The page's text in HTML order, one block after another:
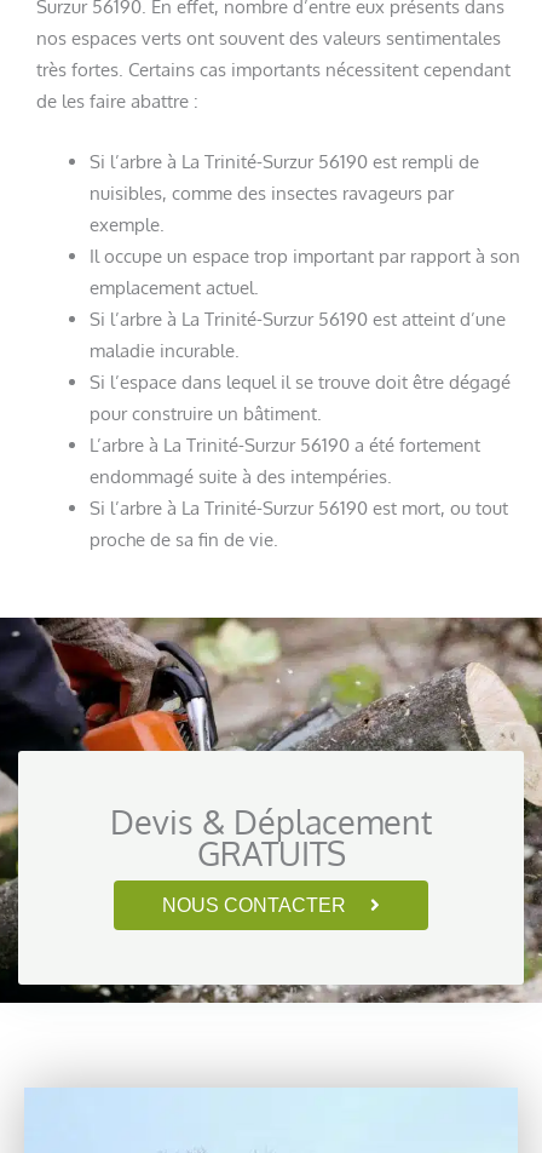
Surzur 56190. En effet, nombre d’entre eux présents dans
nos espaces verts ont souvent des valeurs sentimentales
très fortes. Certains cas importants nécessitent cependant
de les faire abattre :
Si l’arbre à La Trinité-Surzur 56190 est rempli de
nuisibles, comme des insectes ravageurs par
exemple.
Il occupe un espace trop important par rapport à son
emplacement actuel.
Si l’arbre à La Trinité-Surzur 56190 est atteint d’une
maladie incurable.
Si l’espace dans lequel il se trouve doit être dégagé
pour construire un bâtiment.
L’arbre à La Trinité-Surzur 56190 a été fortement
endommagé suite à des intempéries.
Si l’arbre à La Trinité-Surzur 56190 est mort, ou tout
proche de sa fin de vie.
Devis & Déplacement
GRATUITS
NOUS CONTACTER